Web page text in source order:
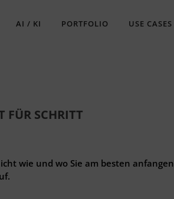
AI / KI PORTFOLIO USE CASES
FÜR SCHRITT
wie und wo Sie am besten anfangen